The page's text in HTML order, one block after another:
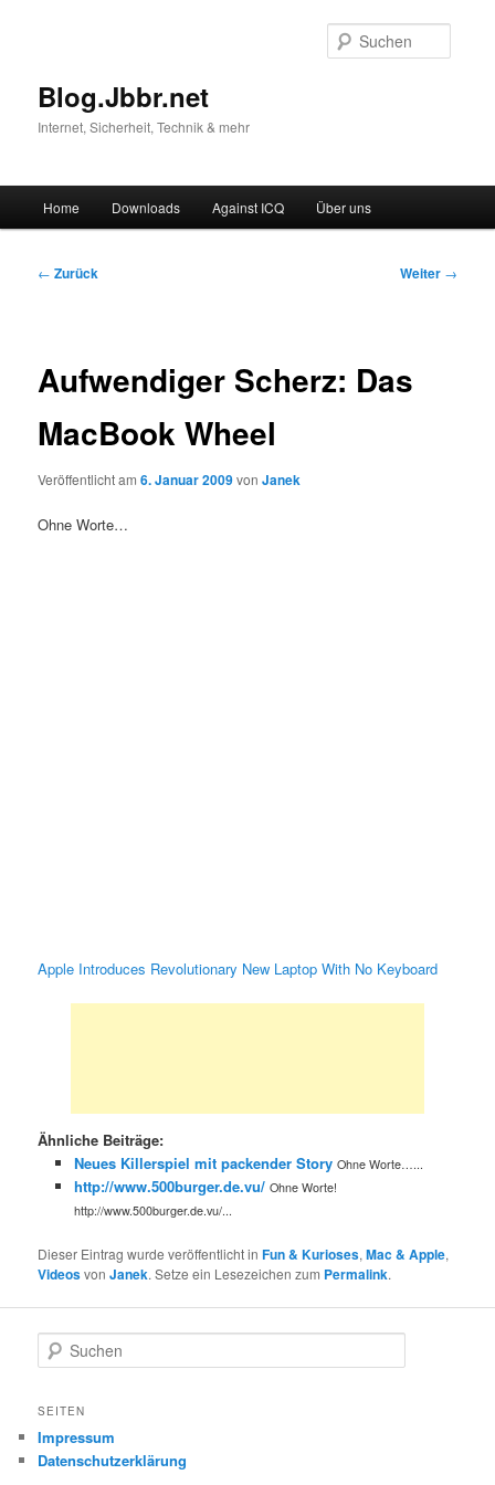
Blog.Jbbr.net
Internet, Sicherheit, Technik & mehr
Zum
Home Downloads Against ICQ Über uns
Beitragsnavigation
← Zurück Weiter →
Aufwendiger Scherz: Das
MacBook Wheel
Veröffentlicht am6. Januar 2009vonJanek
Ohne Worte…
Apple Introduces Revolutionary New Laptop With No Keyboard
Ähnliche Beiträge:
Neues Killerspiel mit packender Story Ohne Worte…...
http://www.500burger.de.vu/ Ohne Worte!
http://www.500burger.de.vu/...
Dieser Eintrag wurde veröffentlicht inFun & Kurioses,Mac & Apple,
VideosvonJanek. Setze ein Lesezeichen zum Permalink.
u
h
n
SEITEN
Impressum
Datenschutzerklärung